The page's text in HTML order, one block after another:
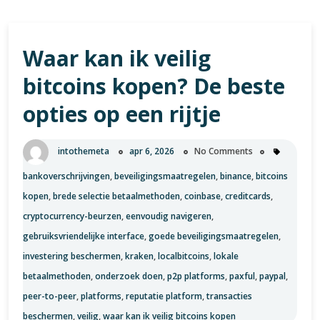
Waar kan ik veilig
bitcoins kopen? De beste
opties op een rijtje
intothemeta apr 6, 2026 No Comments
bankoverschrijvingen,beveiligingsmaatregelen,binance,bitcoins
kopen,brede selectie betaalmethoden,coinbase,creditcards,
cryptocurrency-beurzen,eenvoudig navigeren,
gebruiksvriendelijke interface,goede beveiligingsmaatregelen,
investering beschermen,kraken,localbitcoins,lokale
betaalmethoden,onderzoek doen,p2p platforms,paxful,paypal,
peer-to-peer,platforms,reputatie platform,transacties
beschermen,veilig,waar kan ik veilig bitcoins kopen